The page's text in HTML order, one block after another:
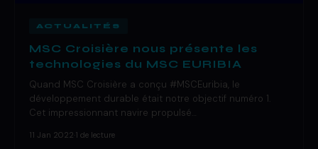
ACTUALITÉS
MSC Croisière nous présente les
technologies du MSC EURIBIA
Quand MSC Croisière a conçu #MSCEuribia, le
développement durable était notre objectif numéro 1.
Cet impressionnant navire propulsé…
11 Jan 2022 1 de lecture